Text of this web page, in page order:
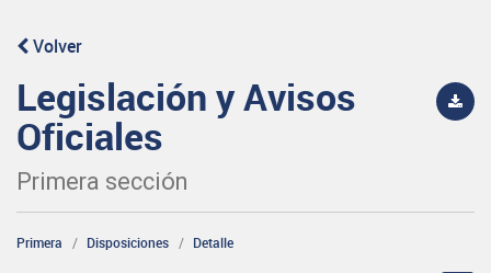
Volver
Legislación y Avisos
Oficiales
Primera sección
Primera Disposiciones Detalle